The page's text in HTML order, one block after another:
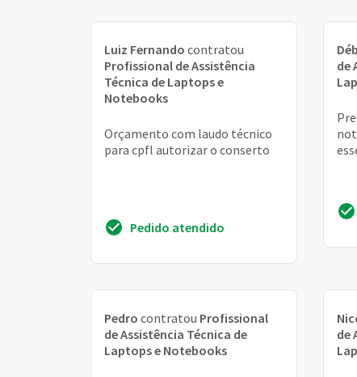
Luiz Fernando contratou
Profissional de Assistência
Técnica de Laptops e
Notebooks
Orçamento com laudo técnico
para cpfl autorizar o conserto
Pedido atendido
de
Pedro contratou Profissional
de Assistência Técnica de
Laptops e Notebooks
de